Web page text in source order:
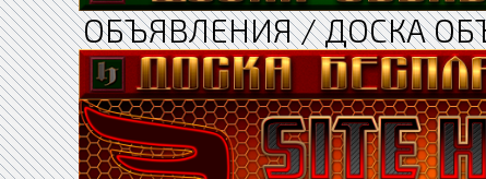
ОБЪЯВЛЕНИЯ / ДОСКА